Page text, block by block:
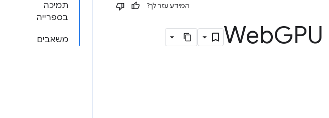
תמיכה
בספרייה
משאבים
המידע עזר לך?
GPU